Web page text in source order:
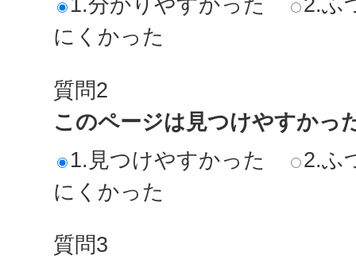
にくかった
質問2
このページは見つけやすかっ
1.見つけやすかった
2.ふ
にくかった
質問3